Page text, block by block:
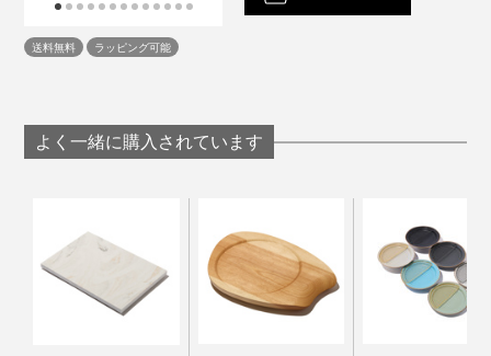
使うたびに、自然の美しさを感じられる色をタンブラー
に再現しました。
月
黄金色にやさしく光る月と、まれに見える幻想的な赤い
送料無料 ラッピング可能
よく一緒に購入されています